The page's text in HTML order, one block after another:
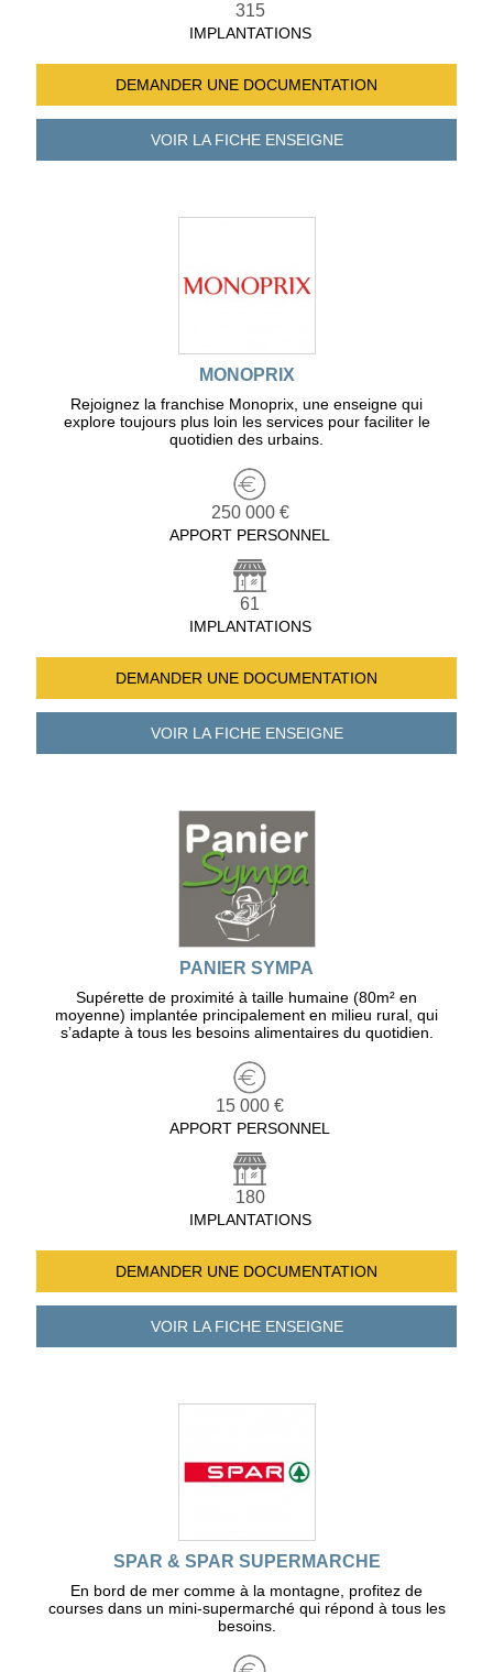
315
IMPLANTATIONS
DEMANDER UNE DOCUMENTATION
VOIR LA FICHEENSEIGNE
MONOPRIX
Rejoignez la franchise Monoprix, une enseigne qui
explore toujours plus loin les services pour faciliter le
quotidien des urbains.
250 000 €
APPORT PERSONNEL
61
IMPLANTATIONS
DEMANDER UNE DOCUMENTATION
VOIR LA FICHEENSEIGNE
PANIER SYMPA
Supérette de proximité à taille humaine (80m² en
moyenne) implantée principalement en milieu rural, qui
s’adapte à tous les besoins alimentaires du quotidien.
15 000 €
APPORT PERSONNEL
180
IMPLANTATIONS
DEMANDER UNE DOCUMENTATION
VOIR LA FICHEENSEIGNE
SPAR & SPAR SUPERMARCHE
En bord de mer comme à la montagne, profitez de
courses dans un mini-supermarché qui répond à tous les
besoins.